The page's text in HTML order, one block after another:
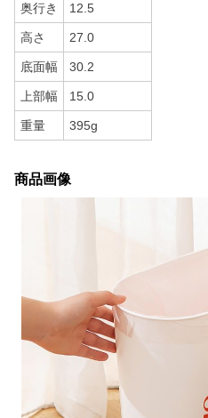
奥行き 12.5
高さ 27.0
底面幅 30.2
上部幅 15.0
重量 395g
商品画像